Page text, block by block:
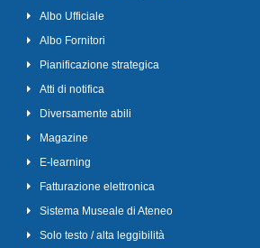
Albo Ufficiale
Albo Fornitori
Pianificazione strategica
Atti di notifica
Diversamente abili
Magazine
E-learning
Fatturazione elettronica
Sistema Museale di Ateneo
Solo testo / alta leggibilità